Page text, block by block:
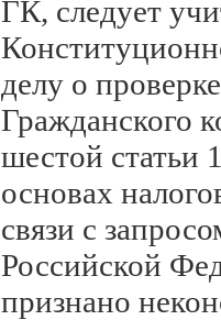
ГК, следует
делу о
Гражданского
шестой статьи
основах
связи с
Российской
признано